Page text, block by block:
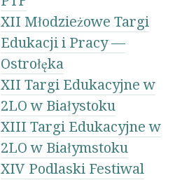
XII Młodzieżowe Targi
Edukacji i Pracy —
Ostrołęka
XII Targi Edukacyjne w
2LO w Białystoku
XIII Targi Edukacyjne w
2LO w Białymstoku
XIV Podlaski Festiwal